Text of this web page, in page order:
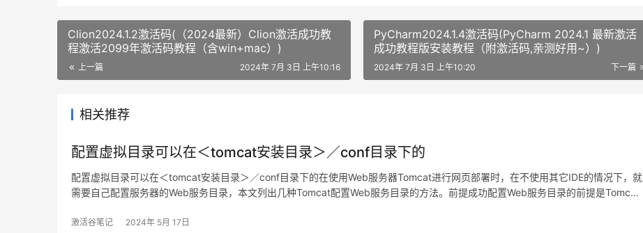
Clion2024.1.2激活码(（2024最新）Clion激活成功教
程激活2099年激活码教程（含win+mac）)
上一篇 2024年 7月 3日 上午10:16
PyCharm2024.1.4激活码(PyCharm 2024.1 最新激活
成功教程版安装教程（附激活码,亲测好用~）)
下一篇
2024年 7月 3日 上午10:20
相关推荐
配置虚拟目录可以在＜tomcat安装目录＞／conf目录下的
配置虚拟目录可以在＜tomcat安装目录＞／conf目录下的在使用Web服务器Tomcat进行网页部署时，在不使用其它IDE的情况下，就
需要自己配置服务器的Web服务目录，本文列出几种Tomcat配置Web服务目录的方法。前提成功配置Web服务目录的前提是Tomcat
激活谷笔记 2024年 5月 17日